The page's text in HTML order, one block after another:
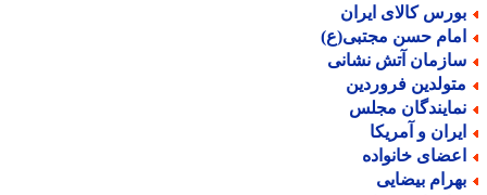
کالای ایران
حسن مجتبی(ع)
آتش نشانی
فروردین
مجلس
و آمریکا
خانواده
بیضایی